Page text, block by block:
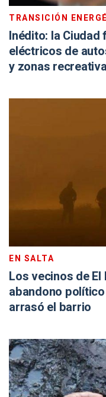
TRANSICIÓN
Inédito: la
eléctricos de
y zonas
EN SALTA
Los vecinos de
abandono
arrasó el barrio